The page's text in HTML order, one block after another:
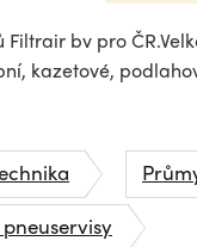
bv pro
kazetové,